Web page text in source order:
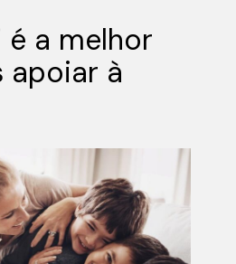
a melhor
apoiar à